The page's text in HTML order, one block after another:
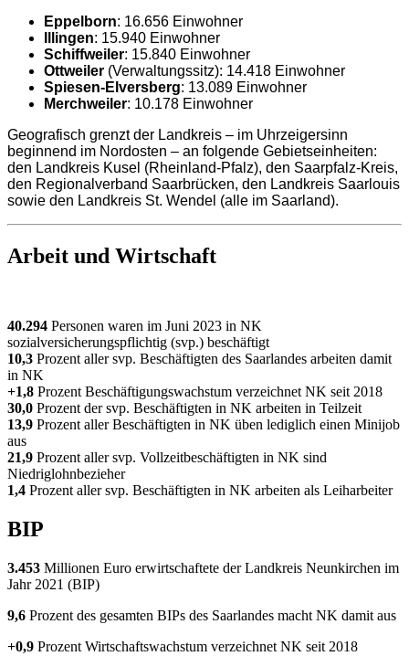
Eppelborn: 16.656 Einwohner
Illingen: 15.940 Einwohner
Schiffweiler: 15.840 Einwohner
Ottweiler (Verwaltungssitz): 14.418 Einwohner
Spiesen-Elversberg: 13.089 Einwohner
Merchweiler: 10.178 Einwohner
Geografisch grenzt der Landkreis – im Uhrzeigersinn
beginnend im Nordosten – an folgende Gebietseinheiten:
den Landkreis Kusel (Rheinland-Pfalz), den Saarpfalz-Kreis,
den Regionalverband Saarbrücken, den Landkreis Saarlouis
sowie den Landkreis St. Wendel (alle im Saarland).
Arbeit und Wirtschaft
40.294 Personen waren im Juni 2023 in NK
sozialversicherungspflichtig (svp.) beschäftigt
10,3 Prozent aller svp. Beschäftigten des Saarlandes arbeiten damit
in NK
+1,8 Prozent Beschäftigungswachstum verzeichnet NK seit 2018
30,0 Prozent der svp. Beschäftigten in NK arbeiten in Teilzeit
13,9 Prozent aller Beschäftigten in NK üben lediglich einen Minijob
aus
21,9 Prozent aller svp. Vollzeitbeschäftigten in NK sind
Niedriglohnbezieher
1,4 Prozent aller svp. Beschäftigten in NK arbeiten als Leiharbeiter
BIP
3.453 Millionen Euro erwirtschaftete der Landkreis Neunkirchen im
Jahr 2021 (BIP)
9,6 Prozent des gesamten BIPs des Saarlandes macht NK damit aus
+0,9 Prozent Wirtschaftswachstum verzeichnet NK seit 2018